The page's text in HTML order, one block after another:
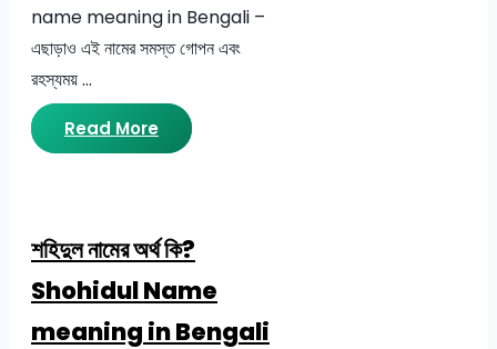
name meaning in Bengali –
এছাড়াও এই নামের সমস্ত গোপন এবং
রহস্যময় …
Read More
শহিদুল নামের অর্থ কি?
Shohidul Name
meaning in Bengali